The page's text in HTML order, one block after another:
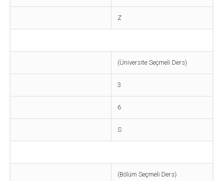
Z
(Üniversite Seçmeli Ders)
3
6
S
(Bölüm Seçmeli Ders)